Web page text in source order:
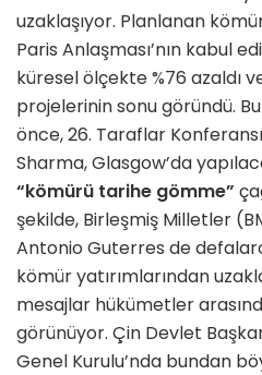
uzaklaşıyor. Planlanan
Paris Anlaşması’nın kabul
küresel ölçekte %76 azaldı
projelerinin sonu göründü.
önce, 26. Taraflar
Sharma, Glasgow’da
“kömürü tarihe gömme”
şekilde, Birleşmiş Milletler
Antonio Guterres de
kömür yatırımlarından
mesajlar hükümetler
görünüyor. Çin Devlet
Genel Kurulu’nda bundan